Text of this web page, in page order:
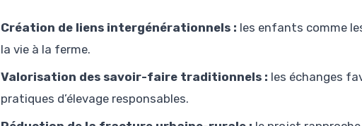
Création de liens intergénérationnels : les enfants comme
la vie à la ferme.
Valorisation des savoir-faire traditionnels : les échanges
pratiques d’élevage responsables.